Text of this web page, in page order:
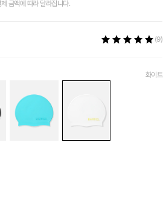
금액에 따라 달라집니다.
(9)
화이트